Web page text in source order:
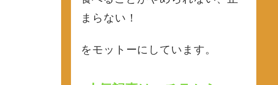
まらない！
をモットーにしています。